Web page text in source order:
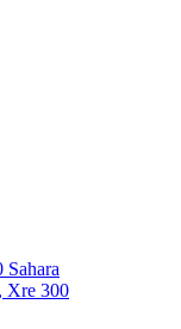
Xre 300